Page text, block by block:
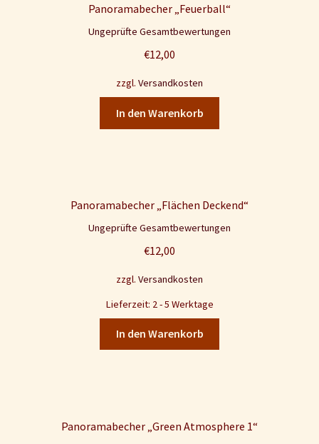
Panoramabecher „Feuerball“
Ungeprüfte Gesamtbewertungen
€12,00
zzgl. Versandkosten
In den Warenkorb
Panoramabecher „Flächen Deckend“
Ungeprüfte Gesamtbewertungen
€12,00
zzgl. Versandkosten
Lieferzeit: 2 - 5 Werktage
In den Warenkorb
Panoramabecher „Green Atmosphere 1“